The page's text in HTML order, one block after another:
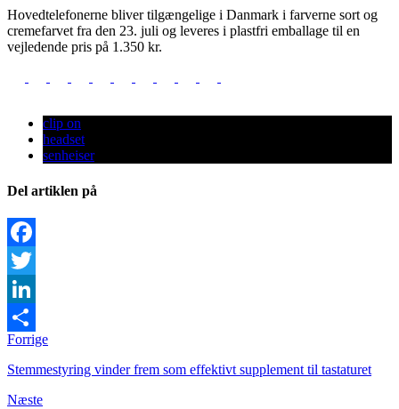
Hovedtelefonerne bliver tilgængelige i Danmark i farverne sort og
cremefarvet fra den 23. juli og leveres i plastfri emballage til en
vejledende pris på 1.350 kr.
clip on
headset
senheiser
Del artiklen på
Facebook
Twitter
LinkedIn
Share
Forrige
Stemmestyring vinder frem som effektivt supplement til tastaturet
Næste